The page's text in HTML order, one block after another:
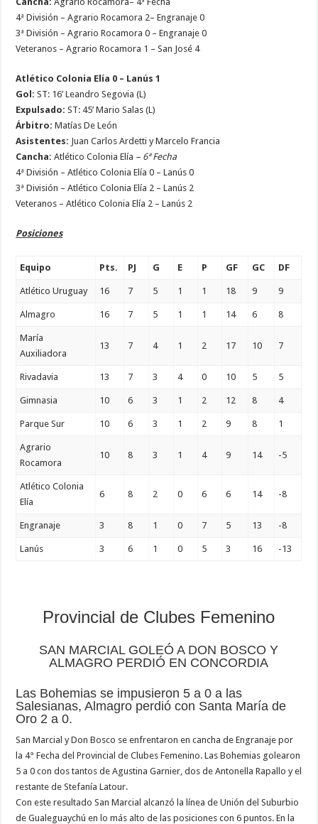
4ª División – Agrario Rocamora 2– Engranaje 0
3ª División – Agrario Rocamora 0 – Engranaje 0
Veteranos – Agrario Rocamora 1 – San José 4
Atlético Colonia Elía 0 – Lanús 1
Gol: ST: 16’ Leandro Segovia (L)
Expulsado: ST: 45’ Mario Salas (L)
Árbitro: Matías De León
Asistentes: Juan Carlos Ardetti y Marcelo Francia
Cancha:Atlético Colonia Elía – 6ª Fecha
4ª División – Atlético Colonia Elía 0 – Lanús 0
3ª División – Atlético Colonia Elía 2 – Lanús 2
Veteranos – Atlético Colonia Elía 2 – Lanús 2
Posiciones
Equipo Pts. PJ G E P GF GC DF
Atlético Uruguay 16 7 5 1 1 18 9 9
Almagro 16 7 5 1 1 14 6 8
María
Auxiliadora
13 7 4 1 2 17 10 7
Rivadavia 13 7 3 4 0 10 5 5
Gimnasia 10 6 3 1 2 12 8 4
Parque Sur 10 6 3 1 2 9 8 1
Agrario
Rocamora
10 8 3 1 4 9 14 -5
Atlético Colonia
Elía
6 8 2 0 6 6 14 -8
Engranaje 3 8 1 0 7 5 13 -8
Lanús 3 6 1 0 5 3 16 -13
Provincial de Clubes Femenino
SAN MARCIAL GOLEÓ A DON BOSCO Y
ALMAGRO PERDIÓ EN CONCORDIA
Las Bohemias se impusieron 5 a 0 a las
Salesianas, Almagro perdió con Santa María de
Oro 2 a 0.
San Marcial y Don Bosco se enfrentaron en cancha de Engranaje por
la 4° Fecha del Provincial de Clubes Femenino. Las Bohemias golearon
5 a 0 con dos tantos de Agustina Garnier, dos de Antonella Rapallo y el
restante de Stefanía Latour.
Con este resultado San Marcial alcanzó la línea de Unión del Suburbio
de Gualeguaychú en lo más alto de las posiciones con 6 puntos. En la